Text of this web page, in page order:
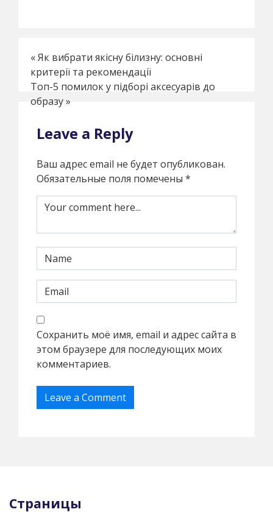
«Як вибрати якісну білизну: основні
критерії та рекомендації
Топ-5 помилок у підборі аксесуарів до
образу»
Leave a Reply
Ваш адрес email не будет опубликован.
Обязательные поля помечены *
Сохранить моё имя, email и адрес сайта в
этом браузере для последующих моих
комментариев.
Страницы